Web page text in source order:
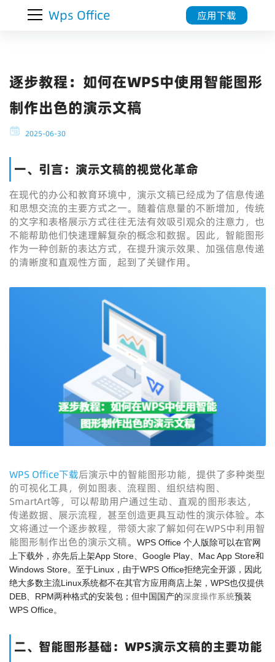
Wps Office 应用下载
逐步教程：如何在WPS中使用智能图形
制作出色的演示文稿
2025-06-30
一、引言：演示文稿的视觉化革命
在现代的办公和教育环境中，演示文稿已经成为了信息传递
和思想交流的主要方式之一。随着信息量的不断增加，传统
的文字和表格展示方式往往无法有效吸引观众的注意力，也
不能帮助他们快速理解复杂的概念和数据。因此，智能图形
作为一种创新的表达方式，在提升演示效果、加强信息传递
的清晰度和直观性方面，起到了关键作用。
WPS Office下载后演示中的智能图形功能，提供了多种类型
的可视化工具，例如图表、流程图、组织结构图、
SmartArt等，可以帮助用户通过生动、直观的图形表达，
传递数据、展示流程，甚至创造更具互动性的演示体验。本
文将通过一个逐步教程，带领大家了解如何在WPS中利用智
能图形制作出色的演示文稿。
WPS Office 个人版除可以在官网
上下载外，亦先后上架App Store、Google Play、Mac App Store和
Windows Store。至于Linux，由于WPS Office拒绝完全开源，因此
绝大多数主流Linux系统都不在其官方应用商店上架，WPS也仅提供
DEB、RPM两种格式的安装包；但中国国产的深度操作系统预装
WPS Office。
二、智能图形基础：WPS演示文稿的主要功能